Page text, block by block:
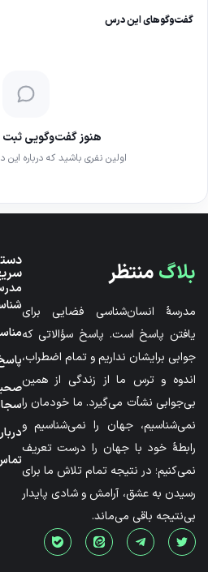
گفت‌وگوهای این درس
هنوز گفت‌وگویی
اولین نفری باشید که درباره
بلاگمنتظر
مدرسۀ انسان‌شناسی فضایی برای
یافتن پاسخ است. پاسخ سؤالاتی که
جوابی برایشان نداریم و تمام اضطراب،
اندوه و ترس ما از زندگی از همین
بی‌جوابی نشأت می‌گیرد. ما خودمان را
نمی‌شناسیم، جهان را نمی‌شناسیم و
رابطۀ خود با جهان را درست تعریف
نمی‌کنیم؛ در نتیجه تمام تلاش ما برای
رسیدن به عشق، آرامش و شادی پایدار
بی‌نتیجه باقی می‌ماند.